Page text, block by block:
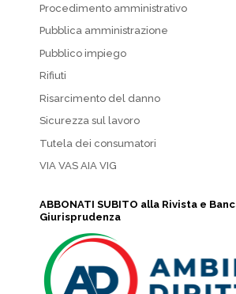
Procedimento amministrativo
Pubblica amministrazione
Pubblico impiego
Rifiuti
Risarcimento del danno
Sicurezza sul lavoro
Tutela dei consumatori
VIA VAS AIA VIG
ABBONATI SUBITO alla Rivista e
Giurisprudenza